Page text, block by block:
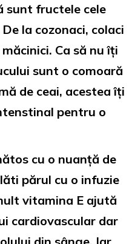
sunt fructele cele
la cozonaci, colaci
Ca să nu îți
sunt o comoară
de ceai, acestea îți
pentru o
cu o nuanță de
părul cu o infuzie
vitamina E ajută
cardiovascular dar